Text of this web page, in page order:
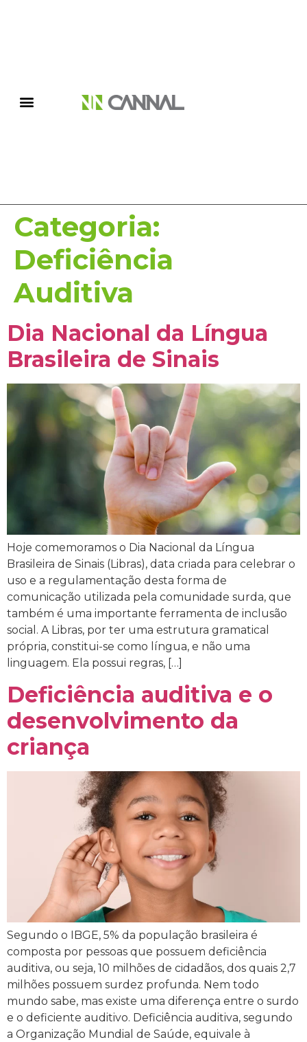
Categoria:
Deficiência
Auditiva
Dia Nacional da Língua
Brasileira de Sinais
Hoje comemoramos o Dia Nacional da Língua
Brasileira de Sinais (Libras), data criada para celebrar o
uso e a regulamentação desta forma de
comunicação utilizada pela comunidade surda, que
também é uma importante ferramenta de inclusão
social. A Libras, por ter uma estrutura gramatical
própria, constitui-se como língua, e não uma
linguagem. Ela possui regras, […]
Deficiência auditiva e o
desenvolvimento da
criança
Segundo o IBGE, 5% da população brasileira é
composta por pessoas que possuem deficiência
auditiva, ou seja, 10 milhões de cidadãos, dos quais 2,7
milhões possuem surdez profunda. Nem todo
mundo sabe, mas existe uma diferença entre o surdo
e o deficiente auditivo. Deficiência auditiva, segundo
a Organização Mundial de Saúde, equivale à